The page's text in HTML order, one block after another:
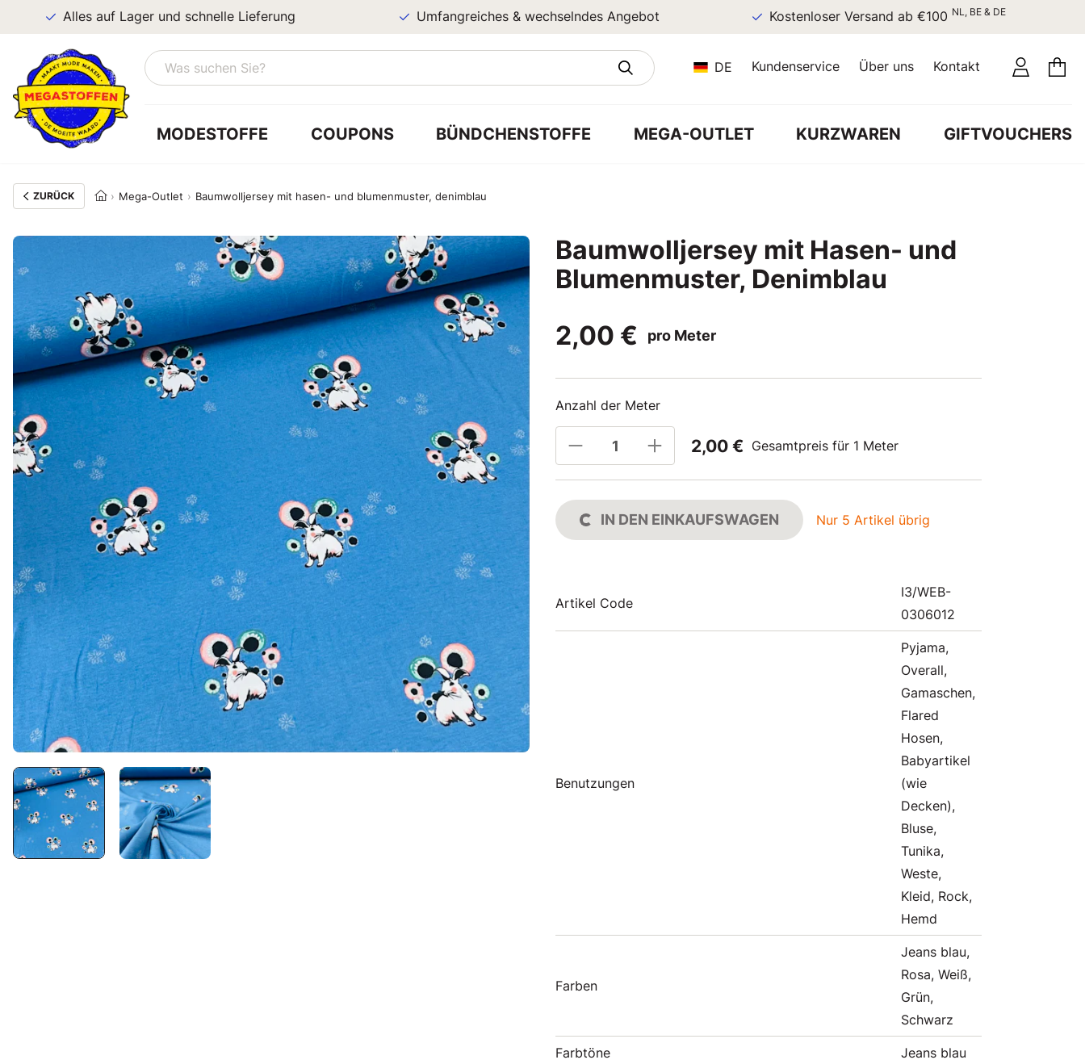
Alles auf Lager und schnelle Lieferung Umfangreiches & wechselndes Angebot Kostenloser Versand ab €100NL, BE & DE
DE Kundenservice Über uns Kontakt
MODESTOFFE COUPONS BÜNDCHENSTOFFE MEGA-OUTLET KURZWAREN GIFTVOUCHERS
ZURÜCK Mega-Outlet Baumwolljersey mit hasen- und blumenmuster, denimblau
Baumwolljersey mit Hasen- und
Blumenmuster, Denimblau
2,00 €
pro Meter
Anzahl der Meter
2,00 € Gesamtpreis für 1 Meter
IN DEN EINKAUFSWAGEN Nur 5 Artikel übrig
Artikel Code
I3/WEB-
0306012
Benutzungen
Pyjama,
Overall,
Gamaschen,
Flared
Hosen,
Babyartikel
(wie
Decken),
Bluse,
Tunika,
Weste,
Kleid, Rock,
Hemd
Farben
Jeans blau,
Rosa, Weiß,
Grün,
Schwarz
Farbtöne Jeans blau